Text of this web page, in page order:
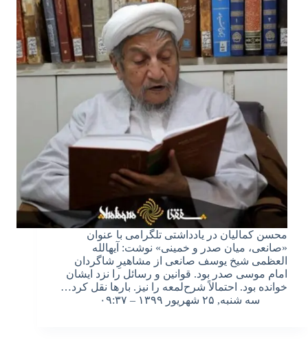
محسن کمالیان در یادداشتی تلگرامی با عنوان
«صانعی، میان صدر و خمینی» نوشت: آیهالله
العظمی شیخ یوسف صانعی از مشاهیرِ شاگردان
امام موسی صدر بود. قوانین و رسائل را نزد ایشان
خوانده بود. احتمالاً شرح‌لمعه را نیز. بارها نقل کرد…
سه شنبه, ۲۵ شهریور ۱۳۹۹ – ۰۹:۳۷